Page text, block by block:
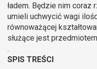
ładem. Będzie nim
umieli uchwycić wagi
równoważącej
służące jest
.
SPIS TREŚCI